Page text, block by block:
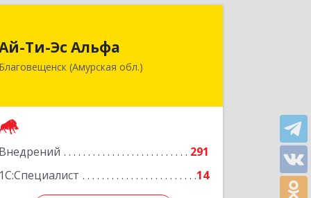
Ти-Эс Альфа
Благовещенск (Амурская обл.)
Внедрений
291
1С:Специалист
14
675000, Амурская обл, Благовещенск
г, Зейская ул, дом № 134, оф.515
Подробнее